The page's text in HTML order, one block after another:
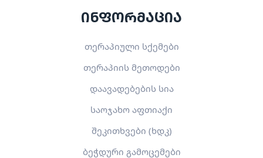
ინფორმაცია
თერაპიული სქემები
თერაპიის მეთოდები
დაავადებების სია
საოჯახო აფთიაქი
შეკითხვები (ხდკ)
ბეჭდური გამოცემები